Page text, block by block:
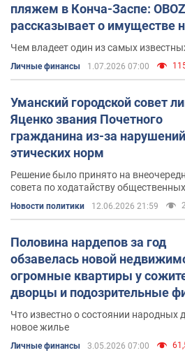
пляжем в Конча-Заспе:
рассказывает о имуществе
Яценко и членов его семьи
Чем владеет один из самых
Личные финансы 1.07.2026 07:00
Уманский городской совет
Яценко звания Почетного
гражданина из-за нарушений
этических норм
Решение было принято на
совета по ходатайству
Новости политики 12.06.2026 21:59
Половина нардепов за год
обзавелась новой
огромные квартиры у
дворцы и подозрительные
Что известно о состоянии народных
новое жилье
Личные финансы 3.05.2026 07:00